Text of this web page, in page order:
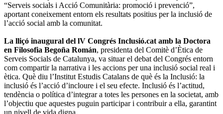
“Serveis socials i Acció Comunitària: promoció i prevenció”,
aportant coneixement entorn els resultats positius per la inclusió de
l’acció social amb la comunitat.
La lliçó inaugural del lV Congrés Inclusió.cat amb la Doctora
en Filosofia Begoña Román, presidenta del Comitè d’Ètica de
Serveis Socials de Catalunya, va situar el debat del Congrés entorn
com compartir la narrativa i les accions per una inclusió social real i
ètica. Què diu l’Institut Estudis Catalans de què és la Inclusió: la
inclusió és l’acció d’incloure i el seu efecte. Inclusió és l’actitud,
tendència o política d’integrar a totes les persones en la societat, amb
l’objectiu que aquestes puguin participar i contribuir a ella, garantint
un nivell de vida digna.